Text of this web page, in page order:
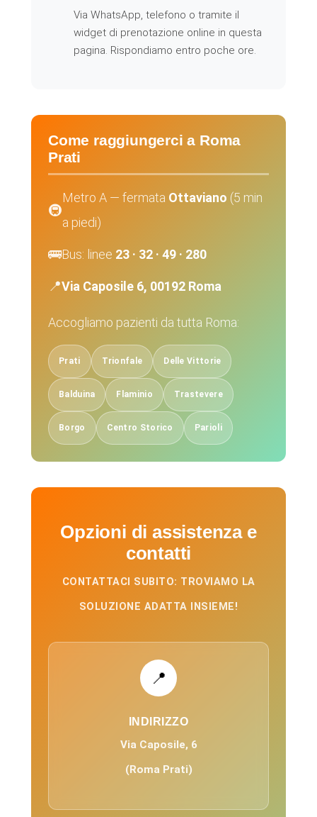
Via WhatsApp, telefono o tramite il
widget di prenotazione online in questa
pagina. Rispondiamo entro poche ore.
Come raggiungerci a Roma
Prati
🚇
Metro A — fermata Ottaviano (5 min
a piedi)
🚌Bus: linee 23 · 32 · 49 · 280
📍Via Caposile 6, 00192 Roma
Accogliamo pazienti da tutta Roma:
Prati Trionfale Delle Vittorie
Balduina Flaminio Trastevere
Borgo Centro Storico Parioli
Opzioni di assistenza e
contatti
CONTATTACI SUBITO: TROVIAMO LA
SOLUZIONE ADATTA INSIEME!
📍
INDIRIZZO
Via Caposile, 6
(Roma Prati)